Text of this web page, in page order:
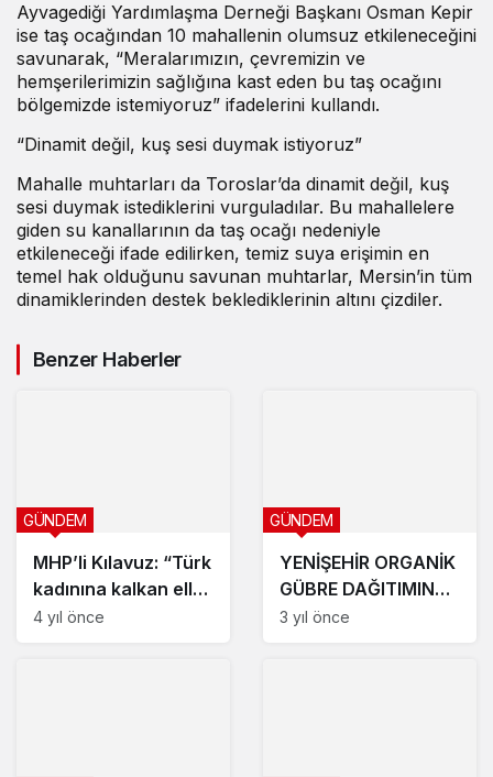
Ayvagediği Yardımlaşma Derneği Başkanı Osman Kepir
ise taş ocağından 10 mahallenin olumsuz etkileneceğini
savunarak, “Meralarımızın, çevremizin ve
hemşerilerimizin sağlığına kast eden bu taş ocağını
bölgemizde istemiyoruz” ifadelerini kullandı.
“Dinamit değil, kuş sesi duymak istiyoruz”
Mahalle muhtarları da Toroslar’da dinamit değil, kuş
sesi duymak istediklerini vurguladılar. Bu mahallelere
giden su kanallarının da taş ocağı nedeniyle
etkileneceği ifade edilirken, temiz suya erişimin en
temel hak olduğunu savunan muhtarlar, Mersin’in tüm
dinamiklerinden destek beklediklerinin altını çizdiler.
Benzer Haberler
MHP’li Kılavuz: “Türk
kadınına kalkan eller
en ağır şekilde
GÜNDEM
4 yıl önce
YENİŞEHİR ORGANİK
GÜBRE DAĞITIMINA
DEVAM EDİYOR
GÜNDEM
3 yıl önce